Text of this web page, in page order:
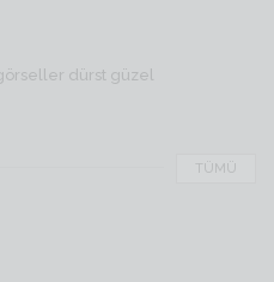
dürst güzel
TÜMÜ